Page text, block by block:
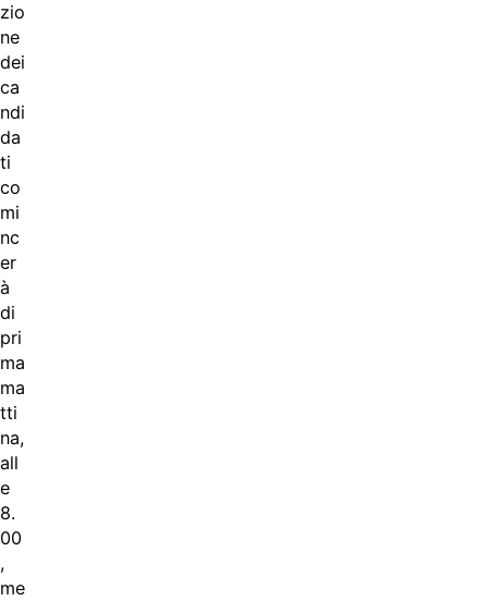
zio
ne
dei
ca
ndi
da
ti
co
mi
nc
er
à
di
pri
ma
ma
tti
na,
all
e
8.
00
,
me